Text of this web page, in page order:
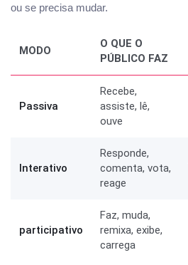
ou se precisa mudar.
MODO
O QUE O
PÚBLICO FAZ
Passiva
Recebe,
assiste, lê,
ouve
Interativo
Responde,
comenta, vota,
reage
participativo
Faz, muda,
remixa, exibe,
carrega